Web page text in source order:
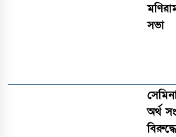
সভা
অর্থ
বিরুদ্ধে